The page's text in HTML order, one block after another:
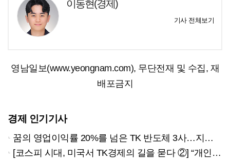
이동현(경제)
기사 전체보기
영남일보(www.yeongnam.com), 무단전재 및 수집, 재
배포금지
경제 인기기사
꿈의 영업이익률 20%를 넘은 TK 반도체 3사…지역 경제 생태계 바꾸나
[코스피 시대, 미국서 TK경제의 길을 묻다 ②] “개인재무 필수과목 지정했더니 신용점수 오르고 대출 연체율 33% 줄었다”